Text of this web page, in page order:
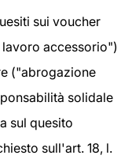
sui voucher
accessorio")
("abrogazione
solidale
sul quesito
sull'art. 18, l.